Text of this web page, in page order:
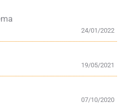
24/01/2022
19/05/2021
07/10/2020